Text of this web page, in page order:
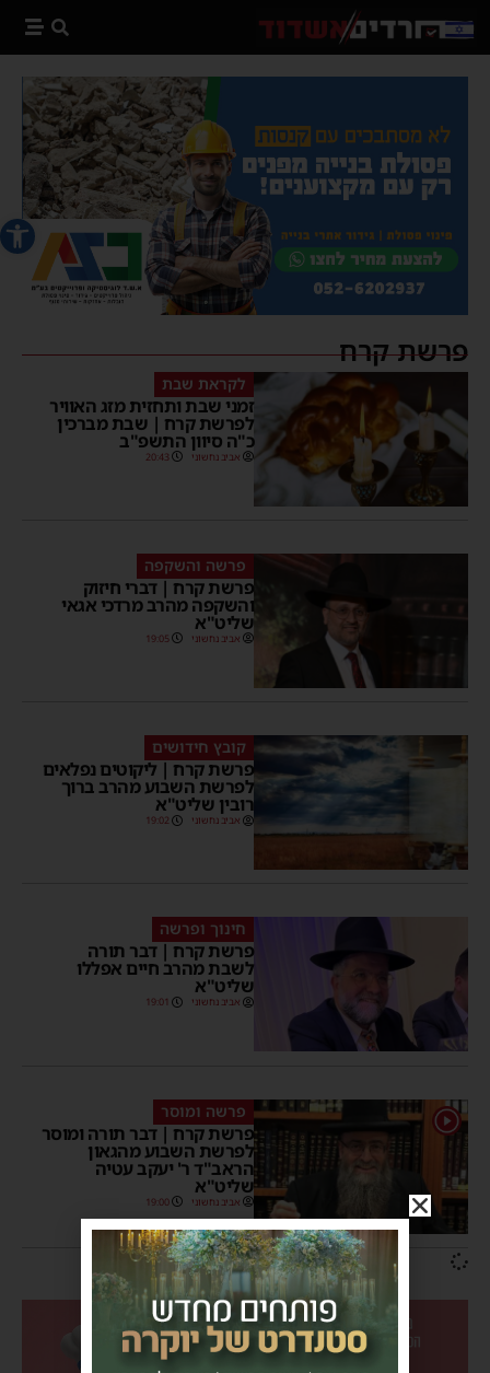
פתח
פרשת קרח
לקראת שבת
זמני שבת ותחזית מזג האוויר
לפרשת קרח | שבת מברכין
כ"ה סיוון התשפ"ב
אביב נחשוני 20:43
פרשה והשקפה
פרשת קרח | דברי חיזוק
והשקפה מהרב מרדכי אגאי
שליט"א
אביב נחשוני 19:05
קובץ חידושים
פרשת קרח | ליקוטים נפלאים
לפרשת השבוע מהרב ברוך
רובין שליט"א
אביב נחשוני 19:02
חינוך ופרשה
פרשת קרח | דבר תורה
לשבת מהרב חיים אפללו
שליט"א
אביב נחשוני 19:01
1 פרשה ומוסר
פרשת קרח | דבר תורה ומוסר
לפרשת השבוע מהגאון
הראב"ד ר' יעקב עטיה
שליט"א
אביב נחשוני 19:00